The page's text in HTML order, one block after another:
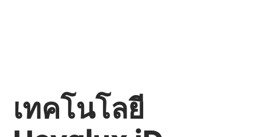
เทคโนโลยี